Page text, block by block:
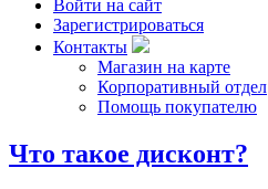
Войти на сайт
Зарегистрироваться
Контакты
Магазин на карте
Корпоративный отдел
Помощь покупателю
Что такое дисконт?